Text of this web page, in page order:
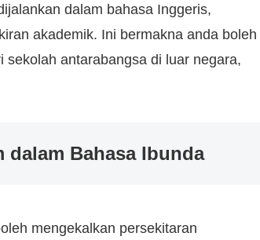
dalam bahasa Inggeris,
akademik. Ini bermakna anda boleh
antarabangsa di luar negara,
dalam Bahasa Ibunda
mengekalkan persekitaran